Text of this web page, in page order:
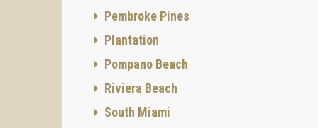
Pembroke Pines
Plantation
Pompano Beach
Riviera Beach
South Miami